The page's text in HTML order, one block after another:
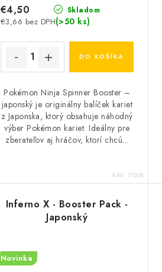
Skladom
(>50 ks)
€3,66 bez DPH
€4,50
DO KOŠÍKA
Pokémon Ninja Spinner Booster –
japonský je originálny balíček kariet
z Japonska, ktorý obsahuje náhodný
výber Pokémon kariet. Ideálny pre
zberateľov aj hráčov, ktorí chcú...
Kód: 17268
Inferno X - Booster Pack -
Japonský
Novinka